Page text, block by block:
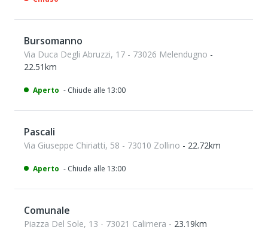
Bursomanno
Via Duca Degli Abruzzi, 17 - 73026 Melendugno -
22.51km
Aperto - Chiude alle 13:00
Pascali
Via Giuseppe Chiriatti, 58 - 73010 Zollino - 22.72km
Aperto - Chiude alle 13:00
Comunale
Piazza Del Sole, 13 - 73021 Calimera - 23.19km